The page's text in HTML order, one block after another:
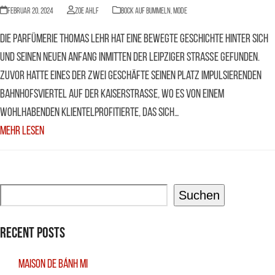
Februar 20, 2024 Zoe Ahlf BOCK AUF BUMMELN, Mode
Die Parfümerie Thomas Lehr hat eine bewegte Geschichte hinter sich
und seinen neuen Anfang inmitten der Leipziger Straße gefunden.
Zuvor hatte eines der zwei Geschäfte seinen Platz impulsierenden
Bahnhofsviertel auf der Kaiserstraße, wo es von einem
wohlhabenden Klientelprofitierte, das sich…
Mehr Lesen
Suchen
Recent Posts
Maison De Bánh Mi